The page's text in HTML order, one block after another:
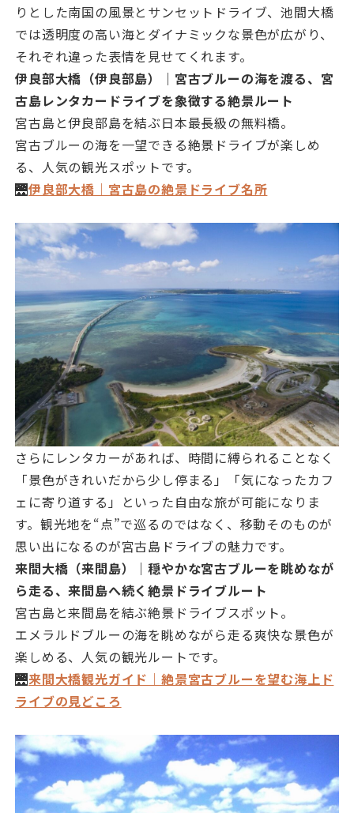
りとした南国の風景とサンセットドライブ、池間大橋
では透明度の高い海とダイナミックな景色が広がり、
それぞれ違った表情を見せてくれます。
伊良部大橋（伊良部島）｜宮古ブルーの海を渡る、宮
古島レンタカードライブを象徴する絶景ルート
宮古島と伊良部島を結ぶ日本最長級の無料橋。
宮古ブルーの海を一望できる絶景ドライブが楽しめ
る、人気の観光スポットです。
🌉伊良部大橋｜宮古島の絶景ドライブ名所
さらにレンタカーがあれば、時間に縛られることなく
「景色がきれいだから少し停まる」「気になったカフ
ェに寄り道する」といった自由な旅が可能になりま
す。観光地を“点”で巡るのではなく、移動そのものが
思い出になるのが宮古島ドライブの魅力です。
来間大橋（来間島）｜穏やかな宮古ブルーを眺めなが
ら走る、来間島へ続く絶景ドライブルート
宮古島と来間島を結ぶ絶景ドライブスポット。
エメラルドブルーの海を眺めながら走る爽快な景色が
楽しめる、人気の観光ルートです。
🌉来間大橋観光ガイド｜絶景宮古ブルーを望む海上ド
ライブの見どころ